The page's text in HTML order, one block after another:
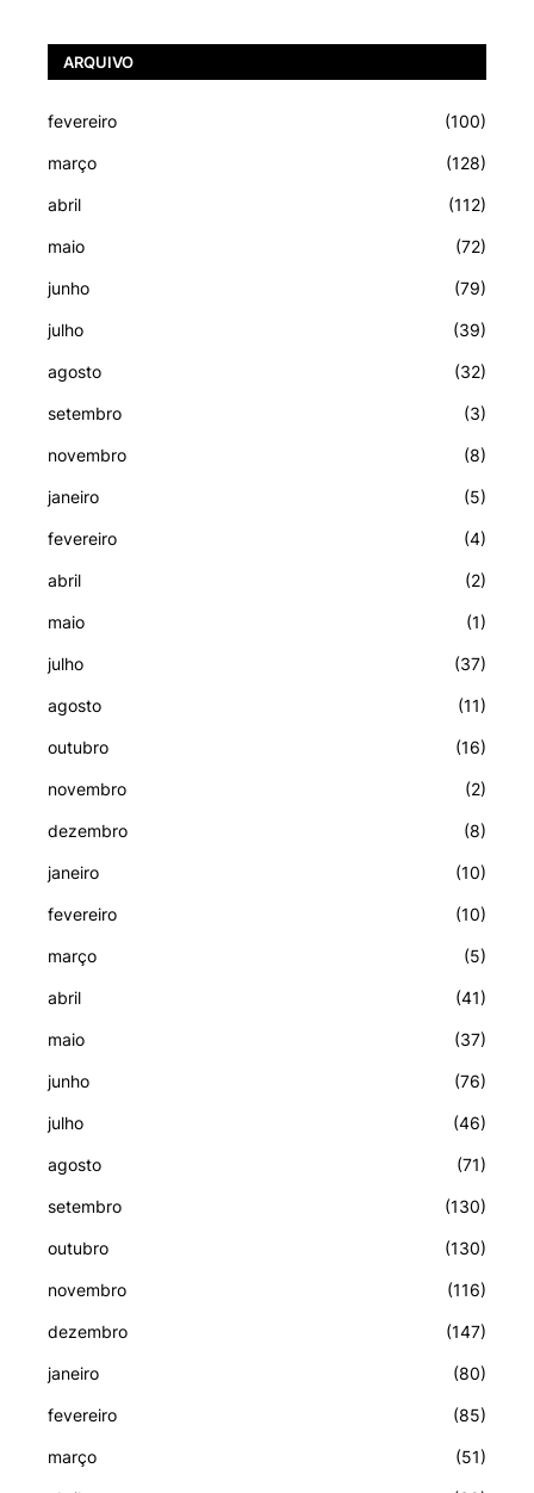
ARQUIVO
fevereiro (100)
março (128)
abril (112)
maio (72)
junho (79)
julho (39)
agosto (32)
setembro (3)
novembro (8)
janeiro (5)
fevereiro (4)
abril (2)
maio (1)
julho (37)
agosto (11)
outubro (16)
novembro (2)
dezembro (8)
janeiro (10)
fevereiro (10)
março (5)
abril (41)
maio (37)
junho (76)
julho (46)
agosto (71)
setembro (130)
outubro (130)
novembro (116)
dezembro (147)
janeiro (80)
fevereiro (85)
março (51)